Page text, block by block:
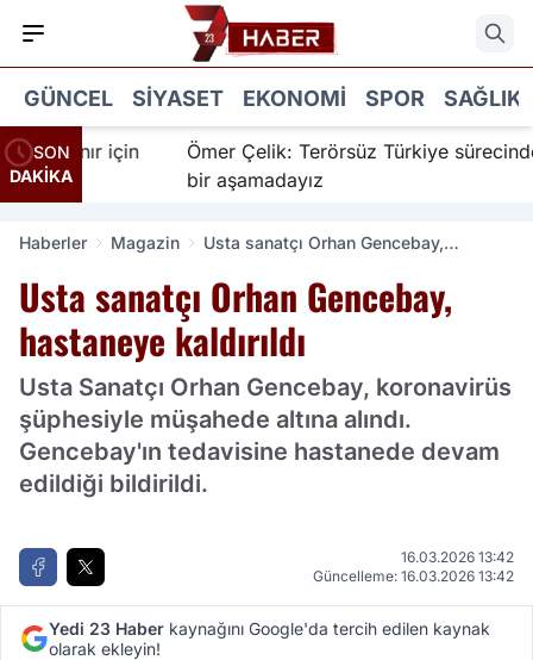
GÜNCEL SIYASET EKONOMI SPOR SAĞLIK
SON
DAKİKA
İnanır için
Ömer Çelik: Terörsüz Türkiye sürecinde
bir aşamadayız
Haberler Magazin
Usta sanatçı Orhan Gencebay,
Usta sanatçı Orhan Gencebay,
hastaneye kaldırıldı
Usta Sanatçı Orhan Gencebay, koronavirüs
şüphesiyle müşahede altına alındı.
Gencebay'ın tedavisine hastanede devam
edildiği bildirildi.
16.03.2026 13:42
Güncelleme: 16.03.2026 13:42
Yedi 23 Haber kaynağını Google'da tercih edilen kaynak
olarak ekleyin!